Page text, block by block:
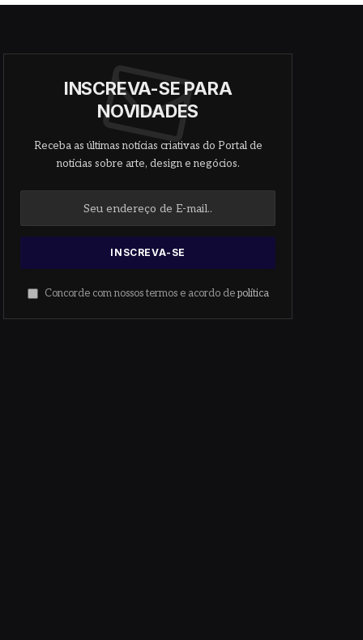
INSCREVA-SE PARA
NOVIDADES
Receba as últimas notícias criativas do Portal de
notícias sobre arte, design e negócios.
Concorde com nossos termos e acordo de política